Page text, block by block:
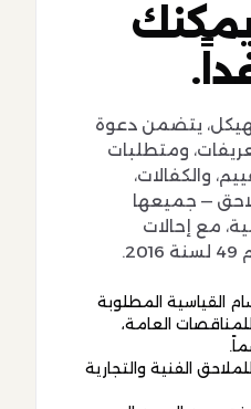
يتضمن دعوة
ومتطلبات
والكفالات،
— جميعها
مع إحالات
القياسية المطلوبة
العامة،
الفنية والتجارية